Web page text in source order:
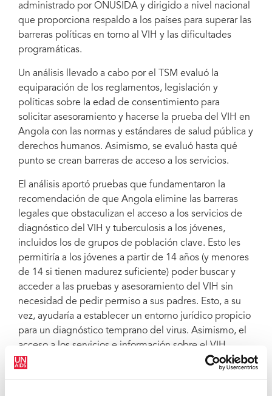
administrado por ONUSIDA y dirigido a nivel nacional
que proporciona respaldo a los países para superar las
barreras políticas en torno al VIH y las dificultades
programáticas.
Un análisis llevado a cabo por el TSM evaluó la
equiparación de los reglamentos, legislación y
políticas sobre la edad de consentimiento para
solicitar asesoramiento y hacerse la prueba del VIH en
Angola con las normas y estándares de salud pública y
derechos humanos. Asimismo, se evaluó hasta qué
punto se crean barreras de acceso a los servicios.
El análisis aportó pruebas que fundamentaron la
recomendación de que Angola elimine las barreras
legales que obstaculizan el acceso a los servicios de
diagnóstico del VIH y tuberculosis a los jóvenes,
incluidos los de grupos de población clave. Esto les
permitiría a los jóvenes a partir de 14 años (y menores
de 14 si tienen madurez suficiente) poder buscar y
acceder a las pruebas y asesoramiento del VIH sin
necesidad de pedir permiso a sus padres. Esto, a su
vez, ayudaría a establecer un entorno jurídico propicio
para un diagnóstico temprano del virus. Asimismo, el
acceso a los servicios e información sobre el VIH
reduciría la probabilidad de transmisión del virus y